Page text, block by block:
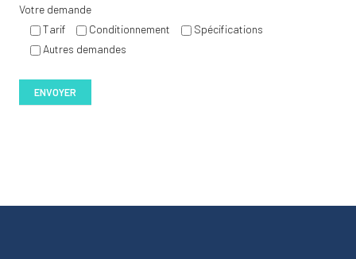
Votre demande
Tarif
Conditionnement
Spécifications
Autres demandes